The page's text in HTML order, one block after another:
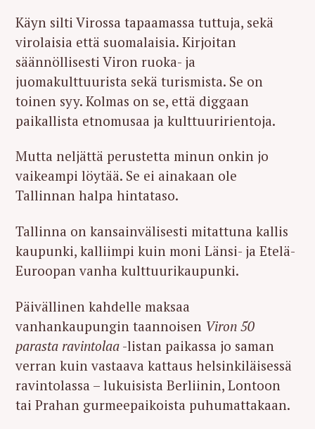
Käyn silti Virossa tapaamassa tuttuja, sekä
virolaisia että suomalaisia. Kirjoitan
säännöllisesti Viron ruoka- ja
juomakulttuurista sekä turismista. Se on
toinen syy. Kolmas on se, että diggaan
paikallista etnomusaa ja kulttuuririentoja.
Mutta neljättä perustetta minun onkin jo
vaikeampi löytää. Se ei ainakaan ole
Tallinnan halpa hintataso.
Tallinna on kansainvälisesti mitattuna kallis
kaupunki, kalliimpi kuin moni Länsi- ja Etelä-
Euroopan vanha kulttuurikaupunki.
Päivällinen kahdelle maksaa
vanhankaupungin taannoisen Viron 50
parasta ravintolaa -listan paikassa jo saman
verran kuin vastaava kattaus helsinkiläisessä
ravintolassa – lukuisista Berliinin, Lontoon
tai Prahan gurmeepaikoista puhumattakaan.